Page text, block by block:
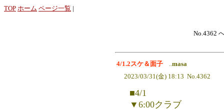
TOP ホーム ページ一覧 |
No.4362
4/1.2スケ＆面子 ..masa
2023/03/31(金) 18:13 No.4362
■4/1
▼6:00クラブ